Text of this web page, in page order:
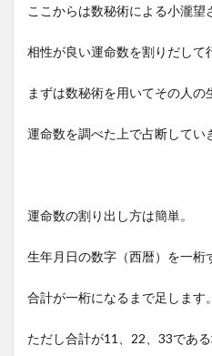
ここからは数秘術による小瀧望
相性が良い運命数を割りだして
まずは数秘術を用いてその人
運命数を調べた上で占断してい
運命数の割り出し方は簡単。
生年月日の数字（西暦）を一桁
合計が一桁になるまで足します。
ただし合計が11、22、33であ